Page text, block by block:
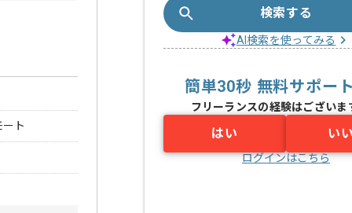
ト
検索する
AI検索を使ってみる
簡単30秒 無料サポー
フリーランスの経験はございま
はい い
ログインはこちら